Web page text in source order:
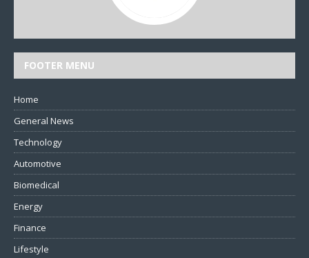
FOOTER MENU
Home
General News
Technology
Automotive
Biomedical
Energy
Finance
Lifestyle